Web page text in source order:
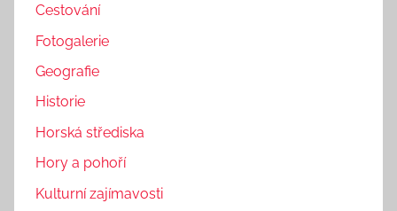
Cestování
Fotogalerie
Geografie
Historie
Horská střediska
Hory a pohoří
Kulturní zajímavosti